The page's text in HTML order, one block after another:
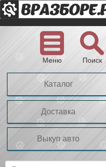
Меню Поиск
Каталог
Доставка
Выкуп авто